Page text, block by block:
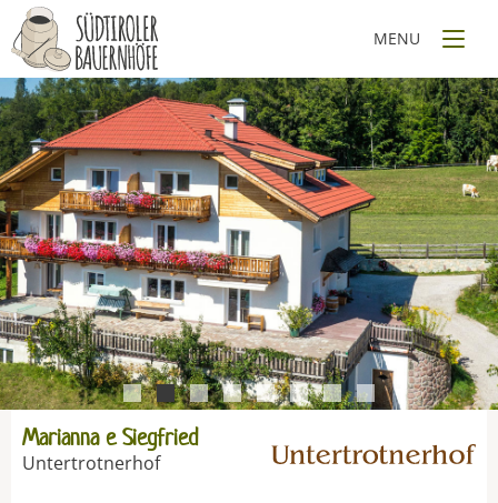
1 3 4 5 6 7 8
Marianna e Siegfried
Untertrotnerhof